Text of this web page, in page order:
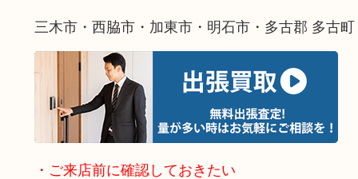
三木市・西脇市・加東市・明石市・多古郡 多古町
・ご来店前に確認しておきたい